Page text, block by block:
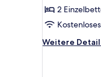
Sea
View
Floor
2
Weitere
Weitere